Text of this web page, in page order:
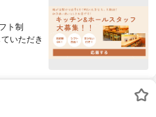
ト制
いただき